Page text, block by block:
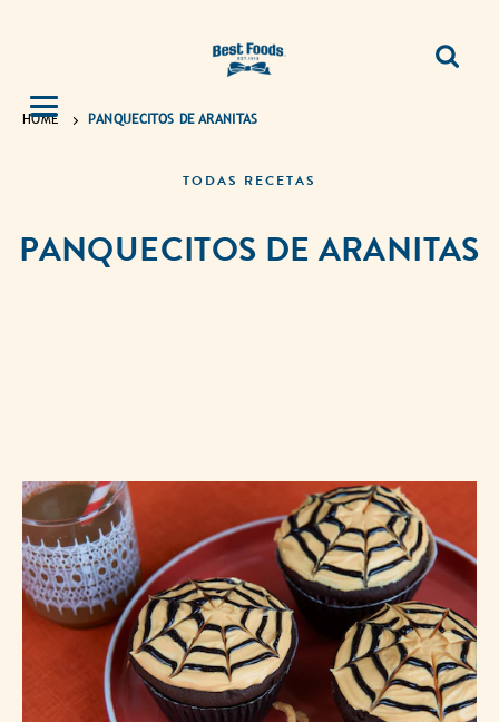
HOME PANQUECITOS DE ARANITAS
TODAS RECETAS
PANQUECITOS DE ARANITAS